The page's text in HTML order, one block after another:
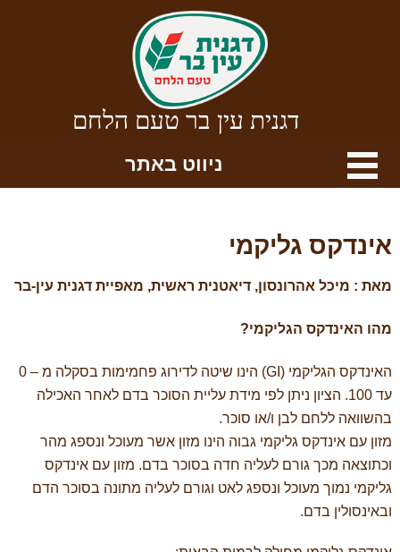
דגנית עין בר טעם הלחם
ניווט באתר
אינדקס גליקמי
מאת : מיכל אהרונסון, דיאטנית ראשית, מאפיית דגנית עין-בר
מהו האינדקס הגליקמי?
האינדקס הגליקמי (GI
) הינו שיטה לדירוג פחמימות בסקלה מ – 0
עד 100. הציון ניתן לפי מידת עליית הסוכר בדם לאחר האכילה
בהשוואה ללחם לבן ו/או סוכר.
מזון עם אינדקס גליקמי גבוה הינו מזון אשר מעוכל ונספג מהר
וכתוצאה מכך גורם לעליה חדה בסוכר בדם. מזון עם אינדקס
גליקמי נמוך מעוכל ונספג לאט וגורם לעליה מתונה בסוכר הדם
ובאינסולין בדם.